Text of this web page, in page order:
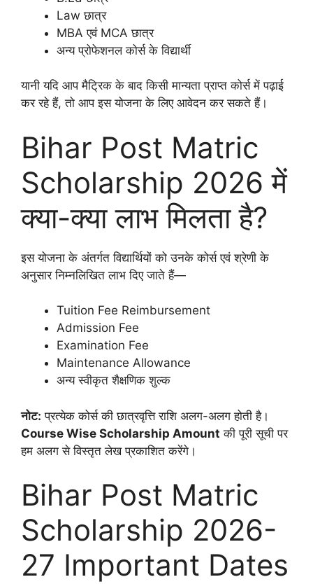
Law छात्र
MBA एवं MCA छात्र
अन्य प्रोफेशनल कोर्स के विद्यार्थी
यानी यदि आप मैट्रिक के बाद किसी मान्यता प्राप्त कोर्स में पढ़ाई
कर रहे हैं, तो आप इस योजना के लिए आवेदन कर सकते हैं।
Bihar Post Matric
Scholarship 2026 में
क्या-क्या लाभ मिलता है?
इस योजना के अंतर्गत विद्यार्थियों को उनके कोर्स एवं श्रेणी के
अनुसार निम्नलिखित लाभ दिए जाते हैं—
Tuition Fee Reimbursement
Admission Fee
Examination Fee
Maintenance Allowance
अन्य स्वीकृत शैक्षणिक शुल्क
नोट: प्रत्येक कोर्स की छात्रवृत्ति राशि अलग-अलग होती है।
Course Wise Scholarship Amount की पूरी सूची पर
हम अलग से विस्तृत लेख प्रकाशित करेंगे।
Bihar Post Matric
Scholarship 2026-
27 Important Dates